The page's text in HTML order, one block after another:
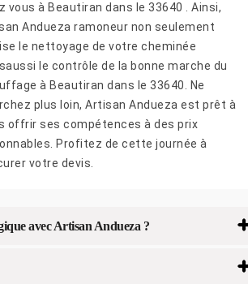
vous à Beautiran dans le 33640 . Ainsi,
Andueza ramoneur non seulement
le nettoyage de votre cheminée
le contrôle de la bonne marche du
à Beautiran dans le 33640. Ne
plus loin, Artisan Andueza est prêt à
offrir ses compétences à des prix
Profitez de cette journée à
votre devis.
avec Artisan Andueza ?